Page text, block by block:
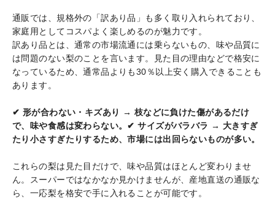
通販では、規格外の「訳あり品」も多く取り入れられており、
家庭用としてコスパよく楽しめるのが魅力です。
訳あり品とは、通常の市場流通には乗らないもの、味や品質に
は問題のない梨のことを言います。見た目の理由などで格安に
なっているため、通常品よりも30％以上安く購入できることも
あります。
✔ 形が合わない・キズあり → 枝などに負けた傷があるだけ
で、味や食感は変わらない。 ✔ サイズがバラバラ → 大きすぎ
たり小さすぎたりするため、市場には出回らないものが多い。
これらの梨は見た目だけで、味や品質はほとんど変わりませ
ん。スーパーではなかなか見かけませんが、産地直送の通販な
ら、一応梨を格安で手に入れることが可能です。